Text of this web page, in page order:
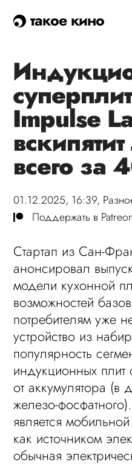
такое кино
Impulse
всего за
01.12.2025, 16:39,
Поддержать в
Стартап из Сан-
анонсировал
модели кухонной
возможностей
потребителям уже
устройство из
популярность
индукционных
от аккумулятора (в
железо-
является
как источником
обычная